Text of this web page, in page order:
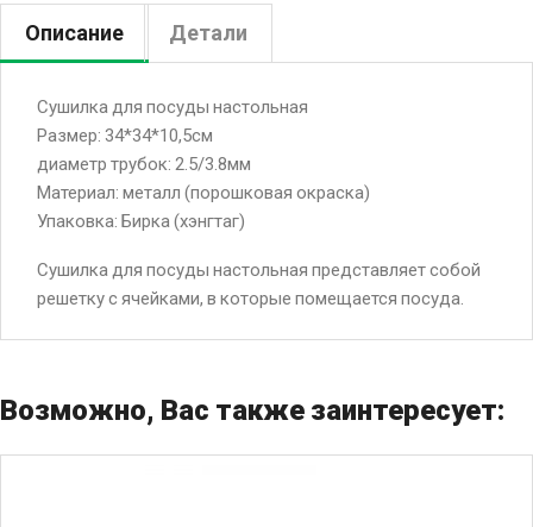
Описание Детали
Cушилка для посуды настольная
Размер: 34*34*10,5см
диаметр трубок: 2.5/3.8мм
Материал: металл (порошковая окраска)
Упаковка: Бирка (хэнгтаг)
Сушилка для посуды настольная представляет собой
решетку с ячейками, в которые помещается посуда.
Возможно, Вас также заинтересует: